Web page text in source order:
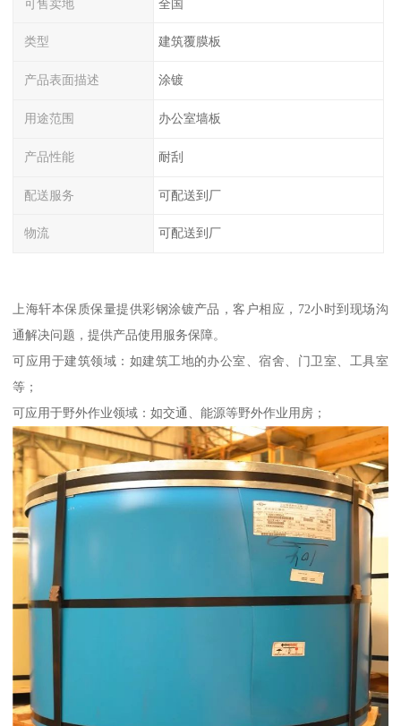
可售卖地 全国
类型 建筑覆膜板
产品表面描述 涂镀
用途范围 办公室墙板
产品性能 耐刮
配送服务 可配送到厂
物流 可配送到厂
上海轩本保质保量提供彩钢涂镀产品，客户相应，72小时到现场沟
通解决问题，提供产品使用服务保障。
可应用于建筑领域：如建筑工地的办公室、宿舍、门卫室、工具室
等；
可应用于野外作业领域：如交通、能源等野外作业用房；